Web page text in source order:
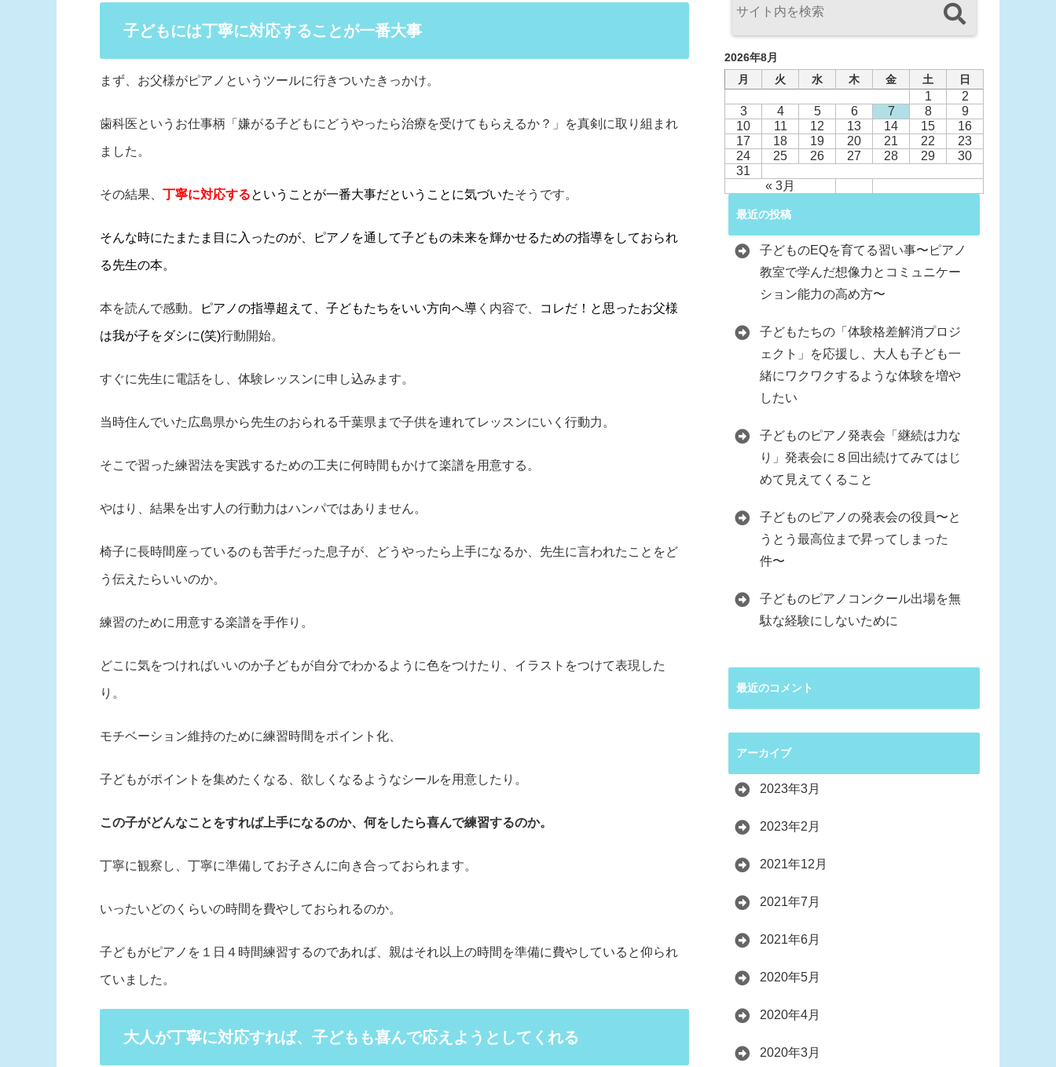
子どもには丁寧に対応することが一番大事
まず、お父様がピアノというツールに行きついたきっかけ。
歯科医というお仕事柄「嫌がる子どもにどうやったら治療を受けてもらえるか？」を真剣に取り組まれ
ました。
その結果、 丁寧に対応するということが一番大事だということに気づいたそうです。
そんな時にたまたま目に入ったのが、ピアノを通して子どもの未来を輝かせるための指導をしておられ
る先生の本。
本を読んで感動。 ピアノの指導超えて、子どもたちをいい方向へ導 く内容で、 コレだ！と思ったお父様
は我が子をダシに(笑)行動開始。
すぐに先生に電話をし、体験レッスンに申し込みます。
当時住んでいた広島県から先生のおられる千葉県まで子供を連れてレッスンにいく行動力。
そこで習った練習法を実践するための工夫に何時間もかけて楽譜を用意する。
やはり、結果を出す人の行動力はハンパではありません。
椅子に長時間座っているのも苦手だった息子が、どうやったら上手になるか、先生に言われたことをど
う伝えたらいいのか。
練習のために用意する楽譜を手作り。
どこに気をつければいいのか子どもが自分でわかるように色をつけたり、イラストをつけて表現した
り。
モチベーション維持のために練習時間をポイント化、
子どもがポイントを集めたくなる、欲しくなるようなシールを用意したり。
この子がどんなことをすれば上手になるのか、何をしたら喜んで練習するのか。
丁寧に観察し、丁寧に準備してお子さんに向き合っておられます。
いったいどのくらいの時間を費やしておられるのか。
子どもがピアノを１日４時間練習するのであれば、親はそれ以上の時間を準備に費やしていると仰られ
ていました。
大人が丁寧に対応すれば、子どもも喜んで応えようとしてくれる
2026年8月
月
火 水 木 金 土 日
« 3月
1
2
3
4 5 6 7 8
9
10
11 12 13 14 15
16
17
18 19 20 21 22
23
24
25 26 27 28 29
30
31
最近の投稿
子どものEQを育てる習い事〜ピアノ
教室で学んだ想像力とコミュニケー
ション能力の高め方〜
子どもたちの「体験格差解消プロジ
ェクト」を応援し、大人も子ども一
緒にワクワクするような体験を増や
したい
子どものピアノ発表会「継続は力な
り」発表会に８回出続けてみてはじ
めて見えてくること
子どものピアノの発表会の役員〜と
うとう最高位まで昇ってしまった
件〜
子どものピアノコンクール出場を無
駄な経験にしないために
最近のコメント
アーカイブ
2023年3月
2023年2月
2021年12月
2021年7月
2021年6月
2020年5月
2020年4月
2020年3月